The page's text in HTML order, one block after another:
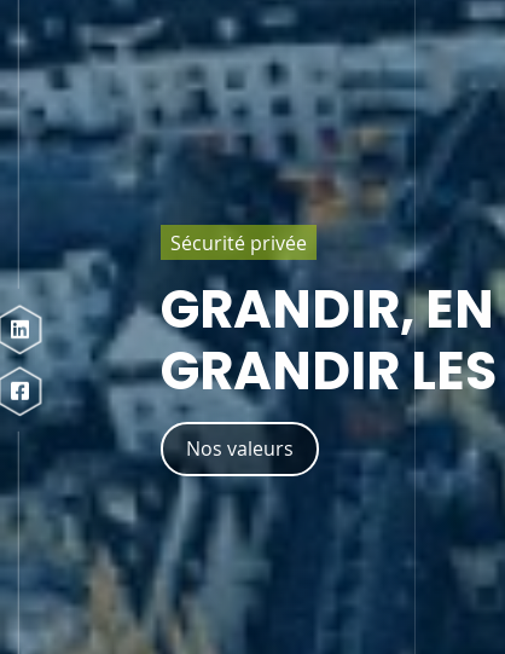
Sécurité privée
CONFIANCE,
PROXIMITÉ
Des agents de sécurité formés avec
toujours dans le respect des
Nos solutions